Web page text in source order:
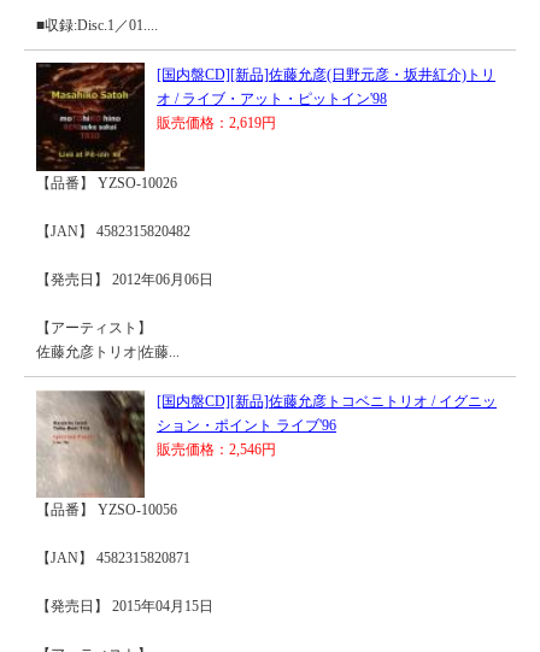
■収録:Disc.1／01....
[国内盤CD][新品]佐藤允彦(日野元彦・坂井紅介)トリ
オ / ライブ・アット・ピットイン'98
販売価格：2,619円
【品番】 YZSO-10026
【JAN】 4582315820482
【発売日】 2012年06月06日
【アーティスト】
佐藤允彦トリオ|佐藤...
[国内盤CD][新品]佐藤允彦トコベニトリオ / イグニッ
ション・ポイント ライブ'96
販売価格：2,546円
【品番】 YZSO-10056
【JAN】 4582315820871
【発売日】 2015年04月15日